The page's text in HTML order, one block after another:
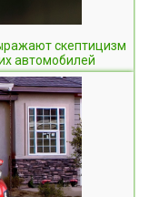
скептицизм
автомобилей